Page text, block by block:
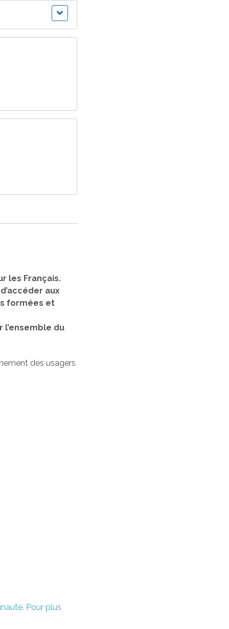
les Français.
aux
formées et
du
des usagers
Pour plus